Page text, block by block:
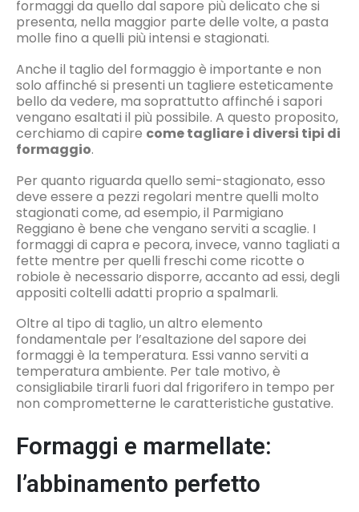
formaggi da quello dal sapore più delicato che si
presenta, nella maggior parte delle volte, a pasta
molle fino a quelli più intensi e stagionati.
Anche il taglio del formaggio è importante e non
solo affinché si presenti un tagliere esteticamente
bello da vedere, ma soprattutto affinché i sapori
vengano esaltati il più possibile. A questo proposito,
cerchiamo di capire come tagliare i diversi tipi di
formaggio.
Per quanto riguarda quello semi-stagionato, esso
deve essere a pezzi regolari mentre quelli molto
stagionati come, ad esempio, il Parmigiano
Reggiano è bene che vengano serviti a scaglie. I
formaggi di capra e pecora, invece, vanno tagliati a
fette mentre per quelli freschi come ricotte o
robiole è necessario disporre, accanto ad essi, degli
appositi coltelli adatti proprio a spalmarli.
Oltre al tipo di taglio, un altro elemento
fondamentale per l’esaltazione del sapore dei
formaggi è la temperatura. Essi vanno serviti a
temperatura ambiente. Per tale motivo, è
consigliabile tirarli fuori dal frigorifero in tempo per
non comprometterne le caratteristiche gustative.
Formaggi e marmellate:
l’abbinamento perfetto